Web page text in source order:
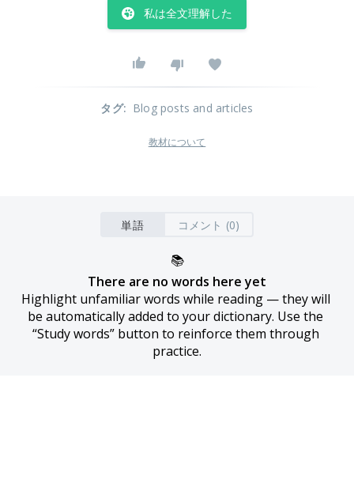
私は全文理解した
タグ: Blog posts and articles
教材について
単語 コメント (0)
📚
There are no words here yet
Highlight unfamiliar words while reading — they will
be automatically added to your dictionary. Use the
“Study words” button to reinforce them through
practice.